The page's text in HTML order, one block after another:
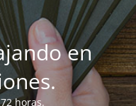
en
horas.